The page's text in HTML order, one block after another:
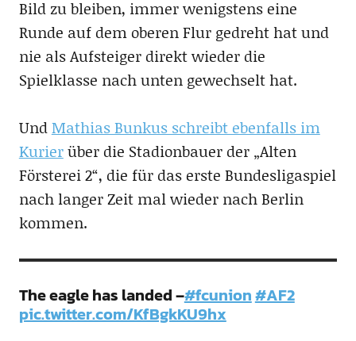
Bild zu bleiben, immer wenigstens eine
Runde auf dem oberen Flur gedreht hat und
nie als Aufsteiger direkt wieder die
Spielklasse nach unten gewechselt hat.
UndMathias Bunkus schreibt ebenfalls im
Kurierüber die Stadionbauer der „Alten
Försterei 2“, die für das erste Bundesligaspiel
nach langer Zeit mal wieder nach Berlin
kommen.
The eagle has landed –#fcunion#AF2
pic.twitter.com/KfBgkKU9hx